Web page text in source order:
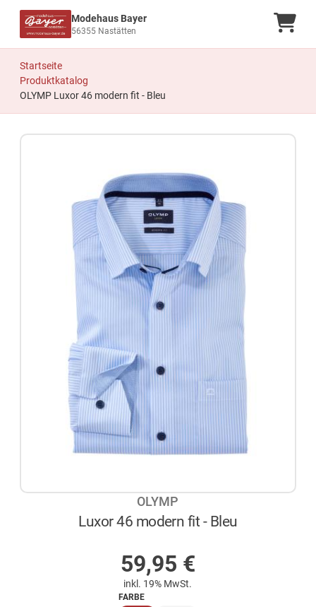
Modehaus Bayer
56355 Nastätten
Startseite
Produktkatalog
OLYMP Luxor 46 modern fit - Bleu
OLYMP
Luxor 46 modern fit - Bleu
59,95 €
inkl. 19% MwSt.
FARBE